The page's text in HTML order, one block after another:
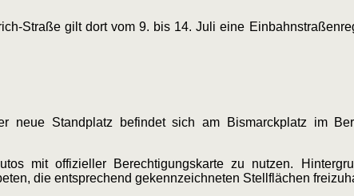
Straße gilt dort vom 9. bis 14. Juli eine
Standplatz befindet sich am Bismarckplatz im
mit offizieller Berechtigungskarte zu nutzen.
die entsprechend gekennzeichneten Stellflächen